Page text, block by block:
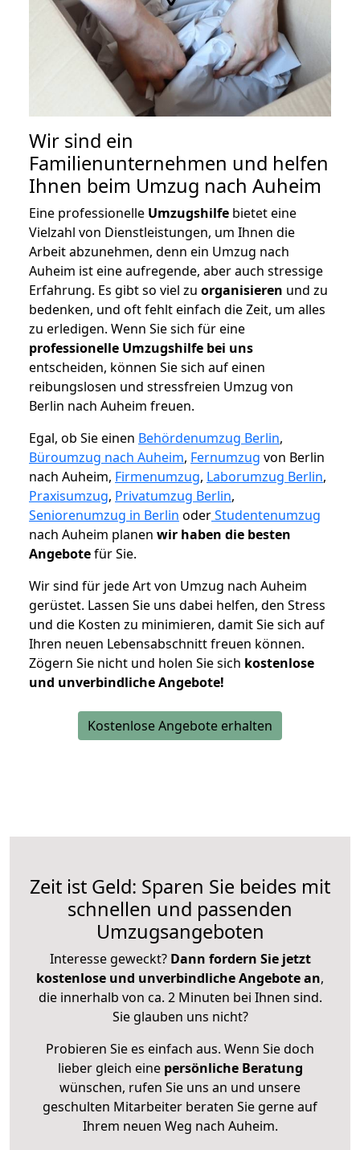
Wir sind ein
Familienunternehmen und helfen
Ihnen beim Umzug nach Auheim
Eine professionelle Umzugshilfe bietet eine
Vielzahl von Dienstleistungen, um Ihnen die
Arbeit abzunehmen, denn ein Umzug nach
Auheim ist eine aufregende, aber auch stressige
Erfahrung. Es gibt so viel zu organisieren und zu
bedenken, und oft fehlt einfach die Zeit, um alles
zu erledigen. Wenn Sie sich für eine
professionelle Umzugshilfe bei uns
entscheiden, können Sie sich auf einen
reibungslosen und stressfreien Umzug von
Berlin nach Auheim freuen.
Egal, ob Sie einen Behördenumzug Berlin,
Büroumzug nach Auheim, Fernumzug von Berlin
nach Auheim, Firmenumzug, Laborumzug Berlin,
Praxisumzug, Privatumzug Berlin,
Seniorenumzug in Berlin oderStudentenumzug
nach Auheim planen wir haben die besten
Angebotefür Sie.
Wir sind für jede Art von Umzug nach Auheim
gerüstet. Lassen Sie uns dabei helfen, den Stress
und die Kosten zu minimieren, damit Sie sich auf
Ihren neuen Lebensabschnitt freuen können.
Zögern Sie nicht und holen Sie sich kostenlose
und unverbindliche Angebote!
Kostenlose Angebote erhalten
Zeit ist Geld: Sparen Sie beides mit
schnellen und passenden
Umzugsangeboten
Interesse geweckt? Dann fordern Sie jetzt
kostenlose und unverbindliche Angebote an,
die innerhalb von ca. 2 Minuten bei Ihnen sind.
Sie glauben uns nicht?
Probieren Sie es einfach aus. Wenn Sie doch
lieber gleich eine persönliche Beratung
wünschen, rufen Sie uns an und unsere
geschulten Mitarbeiter beraten Sie gerne auf
Ihrem neuen Weg nach Auheim.